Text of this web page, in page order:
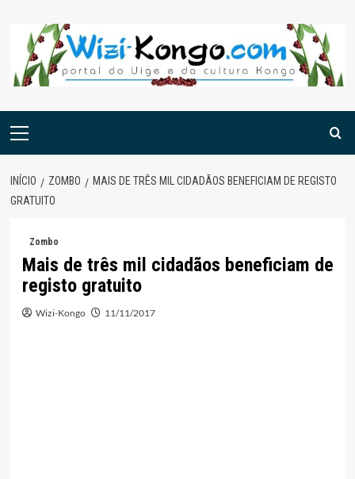
content
Menu
INÍCIO ZOMBO
MAIS DE TRÊS MIL CIDADÃOS BENEFICIAM DE REGISTO
GRATUITO
Zombo
Mais de três mil cidadãos beneficiam de
registo gratuito
Wizi-Kongo 11/11/2017